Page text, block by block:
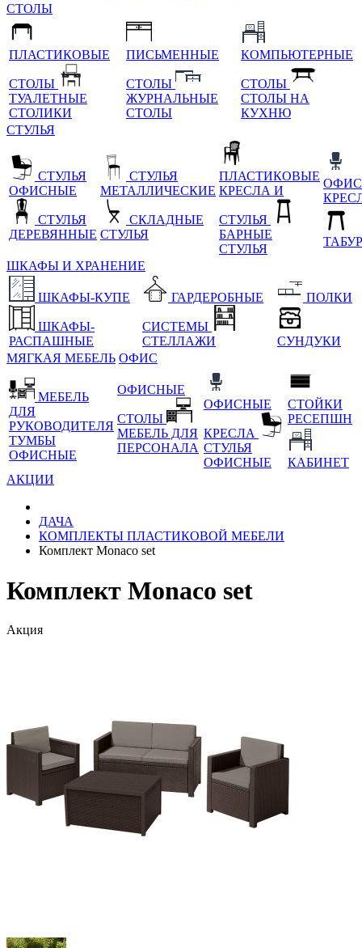
СТОЛЫ
ПЛАСТИКОВЫЕ
СТОЛЫ
ТУАЛЕТНЫЕ
СТОЛИКИ
ПИСЬМЕННЫЕ
СТОЛЫ
ЖУРНАЛЬНЫЕ
СТОЛЫ
КОМПЬЮТЕРНЫЕ
СТОЛЫ
СТОЛЫ НА
КУХНЮ
СТУЛЬЯ
СТУЛЬЯ
ОФИСНЫЕ
СТУЛЬЯ
ДЕРЕВЯННЫЕ
СТУЛЬЯ
МЕТАЛЛИЧЕСКИЕ
СКЛАДНЫЕ
СТУЛЬЯ
ПЛАСТИКОВЫЕ
КРЕСЛА И
СТУЛЬЯ
БАРНЫЕ
СТУЛЬЯ
ШКАФЫ И ХРАНЕНИЕ
ШКАФЫ-КУПЕ
ШКАФЫ-
РАСПАШНЫЕ
ГАРДЕРОБНЫЕ
СИСТЕМЫ
СТЕЛЛАЖИ
ПОЛКИ
СУНДУКИ
МЯГКАЯ МЕБЕЛЬ ОФИС
МЕБЕЛЬ
ДЛЯ
РУКОВОДИТЕЛЯ
ТУМБЫ
ОФИСНЫЕ
ОФИСНЫЕ
СТОЛЫ
МЕБЕЛЬ ДЛЯ
ПЕРСОНАЛА
ОФИСНЫЕ
КРЕСЛА
СТУЛЬЯ
ОФИСНЫЕ
СТОЙКИ
РЕСЕПШН
КАБИНЕТ
АКЦИИ
ДАЧА
КОМПЛЕКТЫ ПЛАСТИКОВОЙ МЕБЕЛИ
Комплект Monaco set
Комплект Monaco set
Акция